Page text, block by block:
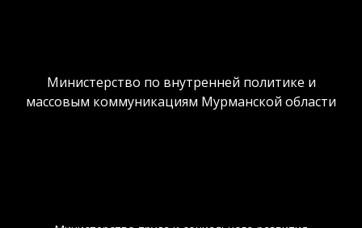
Министерство по внутренней политике и
массовым коммуникациям Мурманской области